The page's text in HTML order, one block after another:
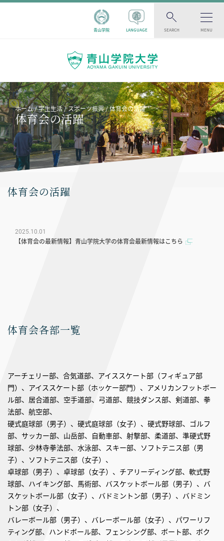
青山学院 LANGUAGE SEARCH MENU
ホーム 学生生活 スポーツ振興 体育会の活躍
体育会の活躍
体育会の活躍
2025.10.01
【体育会の最新情報】青山学院大学の体育会最新情報はこちら
体育会各部一覧
アーチェリー部、合気道部、アイススケート部（フィギュア部
門）、アイススケート部（ホッケー部門）、アメリカンフットボー
ル部、居合道部、空手道部、弓道部、競技ダンス部、剣道部、拳
法部、航空部、
硬式庭球部（男子）、硬式庭球部（女子）、硬式野球部、ゴルフ
部、サッカー部、山岳部、自動車部、射撃部、柔道部、準硬式野
球部、少林寺拳法部、水泳部、スキー部、ソフトテニス部（男
子）、ソフトテニス部（女子）、
卓球部（男子）、卓球部（女子）、チアリーディング部、軟式野
球部、ハイキング部、馬術部、バスケットボール部（男子）、バ
スケットボール部（女子）、バドミントン部（男子）、バドミン
トン部（女子）、
バレーボール部（男子）、バレーボール部（女子）、パワーリフ
ティング部、ハンドボール部、フェンシング部、ボート部、ボク